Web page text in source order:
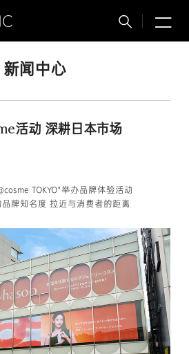
搜
索
新闻中心
活动 深耕日本市场
TOKYO"举办品牌体验活动
牌知名度 拉近与消费者的距离